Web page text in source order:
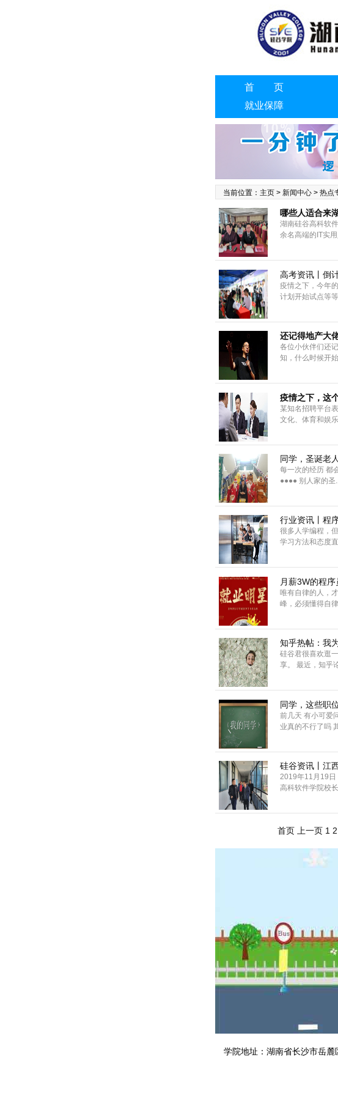
首 页
就业保障
联系我们
当前位置： 主页 > 新闻中心 > 热点
哪些人适合来
湖南硅谷高科软
余名高端的IT实
高考资讯丨倒
疫情之下，今年
计划开始试点等等
还记得地产大
各位小伙伴们还
知，什么时候开
疫情之下，这
某知名招聘平台
文化、体育和娱乐
同学，圣诞老
每一次的经历 都
●●●● 别人家的圣
行业资讯丨程
很多人学编程，
学习方法和态度
月薪3W的程
唯有自律的人，
峰，必须懂得自律
知乎热帖：我
硅谷君很喜欢逛
享。 最近，知乎
同学，这些职
前几天 有小可爱
业真的不行了吗
硅谷资讯丨江
2019年11月19日
高科软件学院校
首页 上一页 1 2
学院地址：湖南省长沙市岳